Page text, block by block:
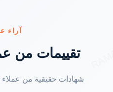
آراء
تقييمات من
شهادات حقيقية من عملاء